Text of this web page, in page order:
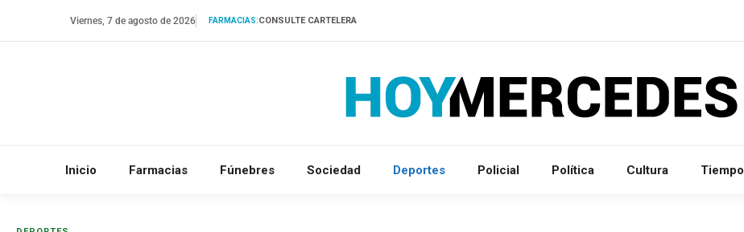
Viernes, 7 de agosto de 2026 FARMACIAS:CONSULTE CARTELERA
Inicio Farmacias Fúnebres Sociedad Deportes Policial Política Cultura Tiempo